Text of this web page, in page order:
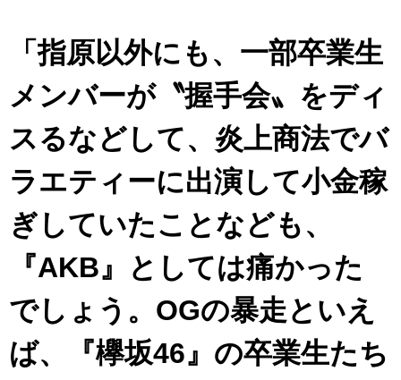
「指原以外にも、一部卒業生
メンバーが〝握手会〟をディ
スるなどして、炎上商法でバ
ラエティーに出演して小金稼
ぎしていたことなども、
『AKB』としては痛かった
でしょう。OGの暴走といえ
ば、『欅坂46』の卒業生たち